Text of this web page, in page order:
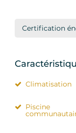
Certification
Climatisation
Piscine